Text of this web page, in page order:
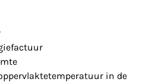
in de